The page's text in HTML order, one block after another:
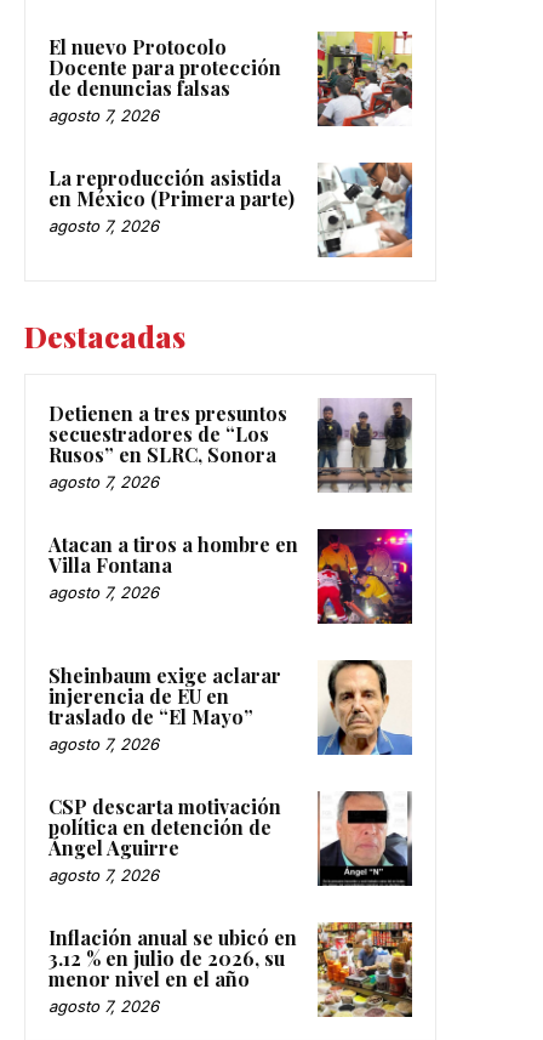
El nuevo Protocolo
Docente para protección
de denuncias falsas
agosto 7, 2026
La reproducción asistida
en México (Primera parte)
agosto 7, 2026
Destacadas
Detienen a tres presuntos
secuestradores de “Los
Rusos” en SLRC, Sonora
agosto 7, 2026
Atacan a tiros a hombre en
Villa Fontana
agosto 7, 2026
Sheinbaum exige aclarar
injerencia de EU en
traslado de “El Mayo”
agosto 7, 2026
CSP descarta motivación
política en detención de
Ángel Aguirre
agosto 7, 2026
Inflación anual se ubicó en
3.12 % en julio de 2026, su
menor nivel en el año
agosto 7, 2026